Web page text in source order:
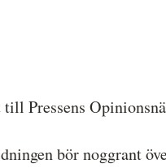
Pressens
bör noggrant